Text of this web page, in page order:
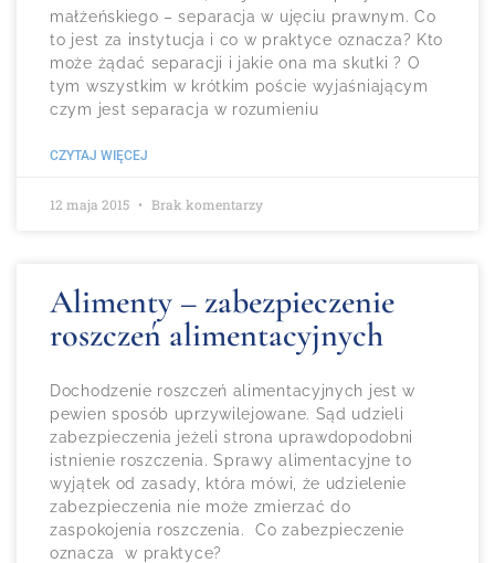
małżeńskiego – separacja w ujęciu prawnym. Co
to jest za instytucja i co w praktyce oznacza? Kto
może żądać separacji i jakie ona ma skutki ? O
tym wszystkim w krótkim poście wyjaśniającym
czym jest separacja w rozumieniu
CZYTAJ WIĘCEJ
12 maja 2015 Brak komentarzy
Alimenty – zabezpieczenie
roszczeń alimentacyjnych
Dochodzenie roszczeń alimentacyjnych jest w
pewien sposób uprzywilejowane. Sąd udzieli
zabezpieczenia jeżeli strona uprawdopodobni
istnienie roszczenia. Sprawy alimentacyjne to
wyjątek od zasady, która mówi, że udzielenie
zabezpieczenia nie może zmierzać do
zaspokojenia roszczenia. Co zabezpieczenie
oznacza w praktyce?